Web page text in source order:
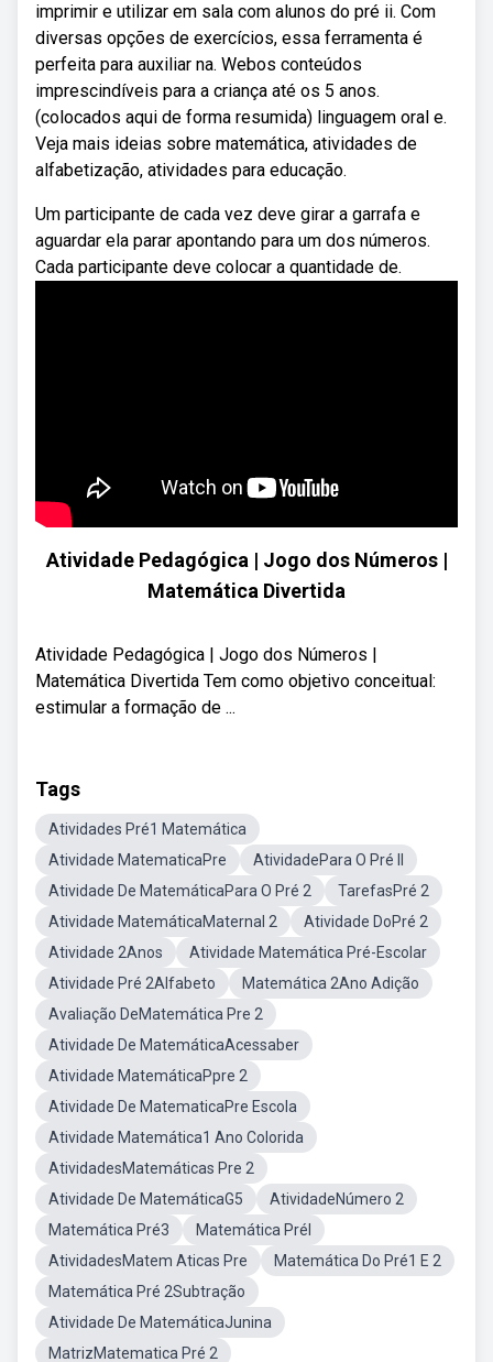
imprimir e utilizar em sala com alunos do pré ii. Com
diversas opções de exercícios, essa ferramenta é
perfeita para auxiliar na. Webos conteúdos
imprescindíveis para a criança até os 5 anos.
(colocados aqui de forma resumida) linguagem oral e.
Veja mais ideias sobre matemática, atividades de
alfabetização, atividades para educação.
Um participante de cada vez deve girar a garrafa e
aguardar ela parar apontando para um dos números.
Cada participante deve colocar a quantidade de.
Atividade Pedagógica | Jogo dos Números |
Matemática Divertida
Atividade Pedagógica | Jogo dos Números |
Matemática Divertida Tem como objetivo conceitual:
estimular a formação de ...
Tags
Atividades Pré1 Matemática
Atividade MatematicaPre
AtividadePara O Pré II
Atividade De MatemáticaPara O Pré 2
TarefasPré 2
Atividade MatemáticaMaternal 2
Atividade DoPré 2
Atividade 2Anos
Atividade Matemática Pré-Escolar
Atividade Pré 2Alfabeto
Matemática 2Ano Adição
Avaliação DeMatemática Pre 2
Atividade De MatemáticaAcessaber
Atividade MatemáticaPpre 2
Atividade De MatematicaPre Escola
Atividade Matemática1 Ano Colorida
AtividadesMatemáticas Pre 2
Atividade De MatemáticaG5
AtividadeNúmero 2
Matemática Pré3
Matemática PréI
AtividadesMatem Aticas Pre
Matemática Do Pré1 E 2
Matemática Pré 2Subtração
Atividade De MatemáticaJunina
MatrizMatematica Pré 2